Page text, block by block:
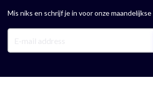
Mis niks en schrijf je in voor onze